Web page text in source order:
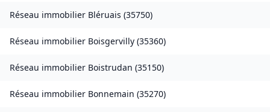
Réseau immobilier Bléruais (35750)
Réseau immobilier Boisgervilly (35360)
Réseau immobilier Boistrudan (35150)
Réseau immobilier Bonnemain (35270)